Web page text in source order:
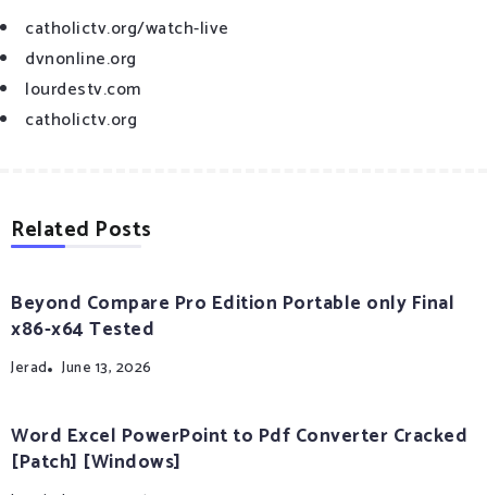
catholictv.org/watch-live
dvnonline.org
lourdestv.com
catholictv.org
Related Posts
Beyond Compare Pro Edition Portable only Final
x86-x64 Tested
Jerad June 13, 2026
Word Excel PowerPoint to Pdf Converter Cracked
[Patch] [Windows]